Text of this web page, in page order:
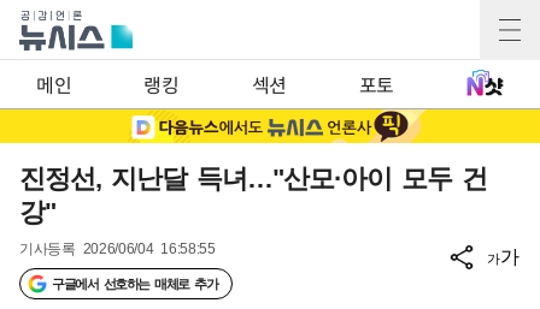
메인 랭킹 섹션 포토
진정선, 지난달 득녀…"산모·아이 모두 건
강"
기사등록 2026/06/04 16:58:55
구글에서 선호하는 매체로 추가
가가